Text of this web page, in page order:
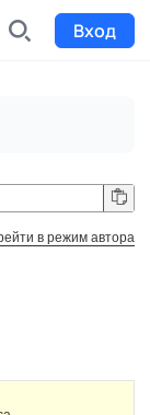
Вход
на проекты
в режим автора